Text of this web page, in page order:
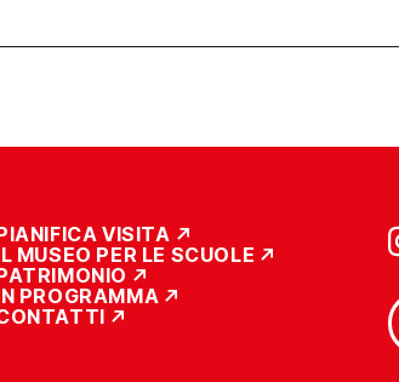
VISITA
MUSEO PER LE SCUOLE
PROGRAMMA